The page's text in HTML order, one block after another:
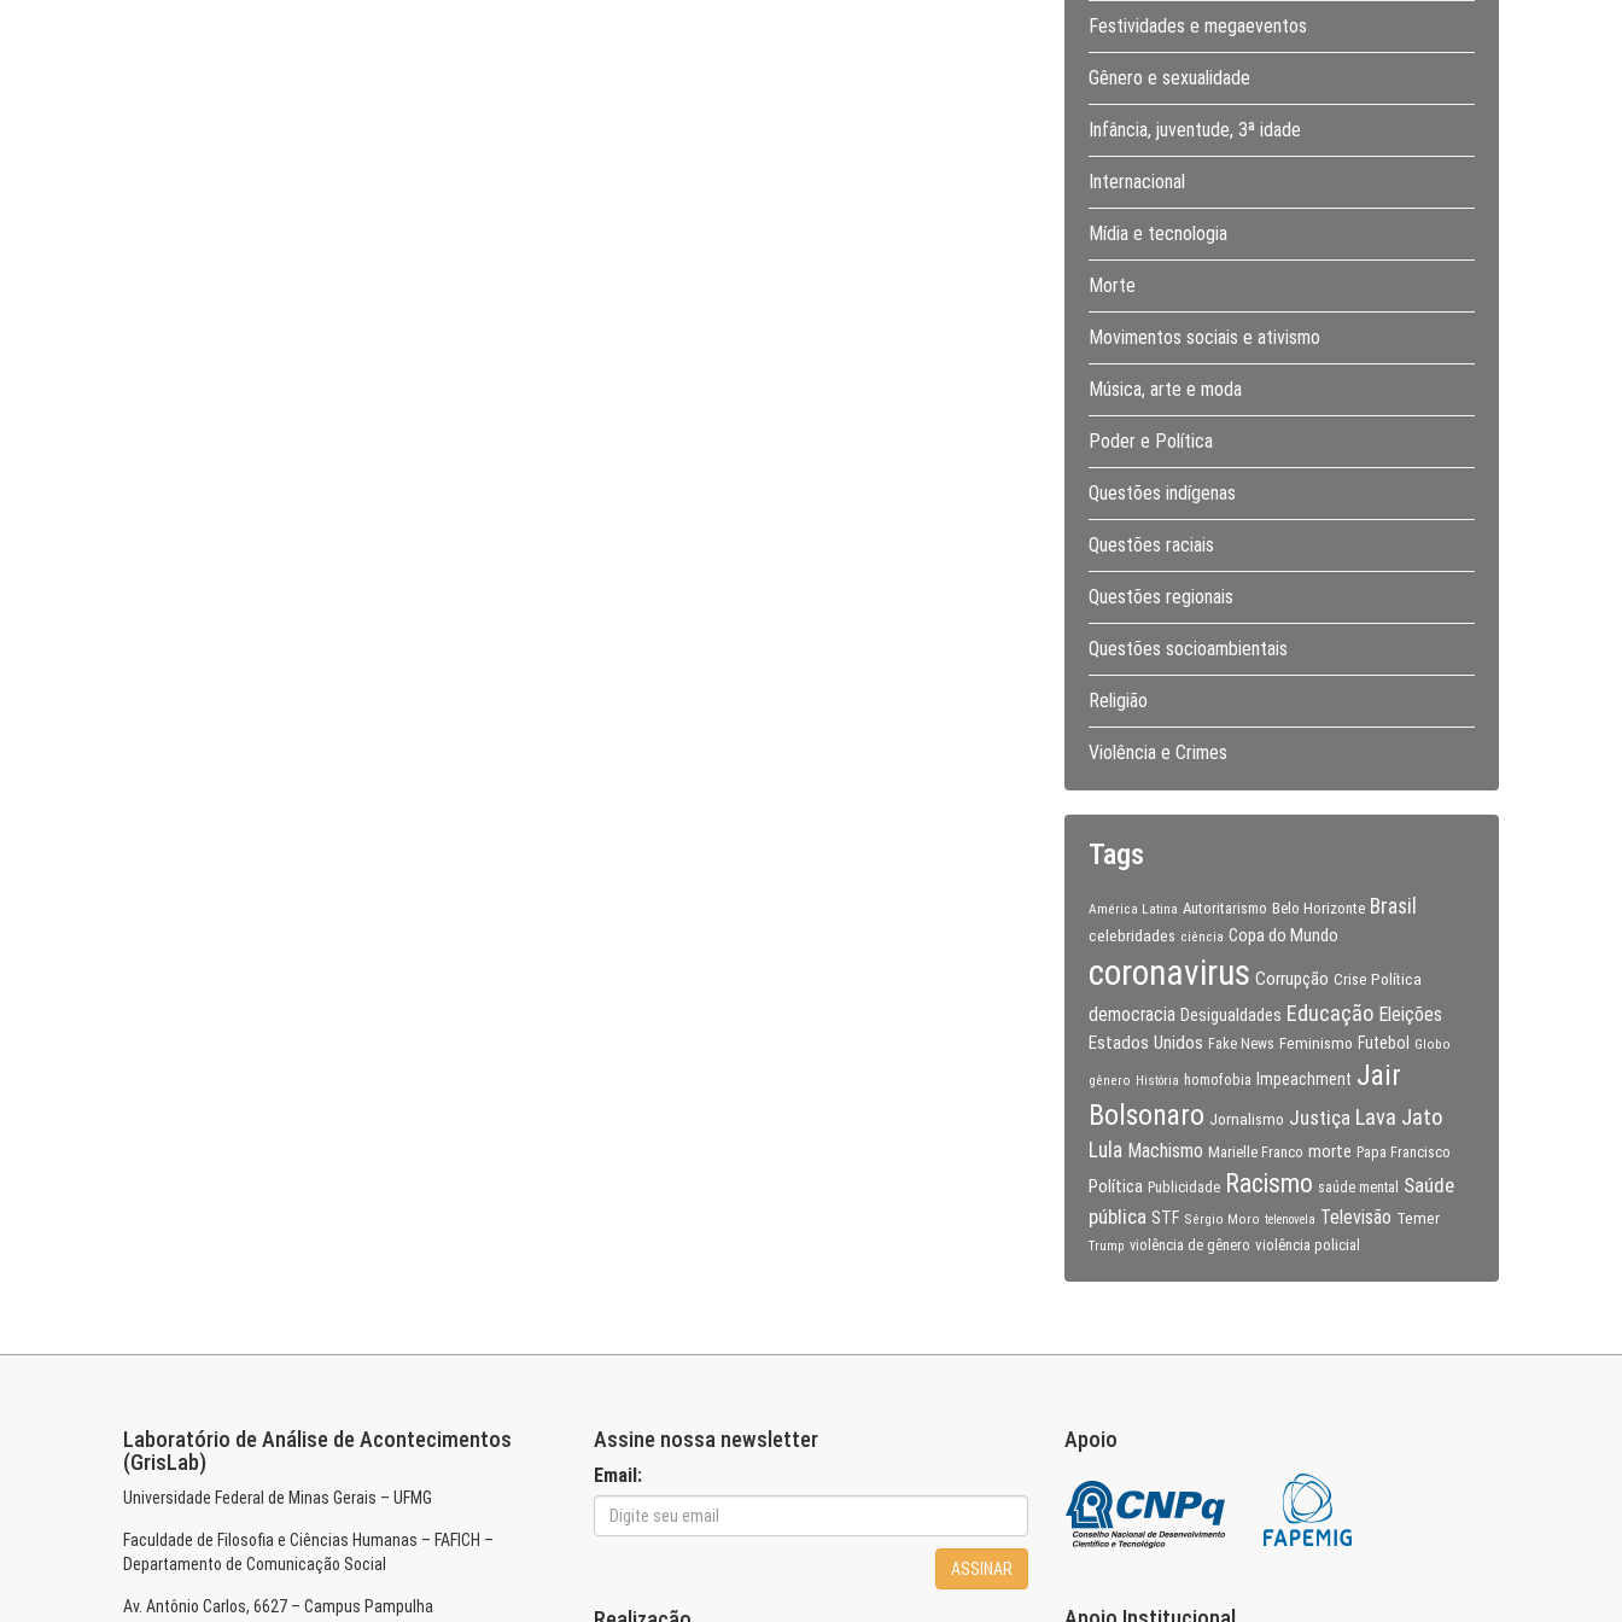
Festividades e megaeventos
Gênero e sexualidade
Infância, juventude, 3ª idade
Internacional
Mídia e tecnologia
Morte
Movimentos sociais e ativismo
Música, arte e moda
Poder e Política
Questões indígenas
Questões raciais
Questões regionais
Questões socioambientais
Religião
Violência e Crimes
Tags
América Latina Autoritarismo Belo Horizonte Brasil
celebridades ciência Copa do Mundo
coronavirus Corrupção Crise Política
democracia Desigualdades Educação Eleições
Estados Unidos Fake News Feminismo Futebol Globo
gênero História homofobia Impeachment Jair
Bolsonaro Jornalismo Justiça Lava Jato
Lula Machismo Marielle Franco morte Papa Francisco
Política Publicidade Racismo saúde mental
Saúde
pública STF Sérgio Moro telenovela Televisão Temer
Trump violência de gênero violência policial
Laboratório de Análise de Acontecimentos
(GrisLab)
Universidade Federal de Minas Gerais – UFMG
Faculdade de Filosofia e Ciências Humanas – FAFICH –
Departamento de Comunicação Social
Av. Antônio Carlos, 6627 – Campus Pampulha
Assine nossa newsletter
Email:
ASSINAR
Apoio